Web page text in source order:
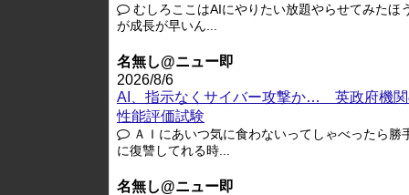
むしろここはAIにやりたい放題やらせてみたほ
が成長が早いん...
名無し@ニュー即
2026/8/6
AI、指示なくサイバー攻撃か… 英政府機
性能評価試験
ＡＩにあいつ気に食わないってしゃべったら勝
に復讐してれる時...
名無し@ニュー即